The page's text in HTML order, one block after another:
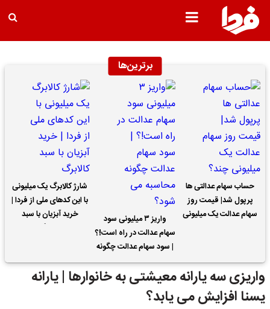
برترین‌ها
حساب سهام عدالتی ها
پرپول شد| قیمت روز
سهام عدالت یک میلیونی
واریز ۳ میلیونی سود
سهام عدالت در راه است!؟
| سود سهام عدالت چگونه
محاسبه می شود؟
شارژ کالابرگ یک میلیونی
با این کدهای ملی از فردا |
خرید آبزیان با سبد
واریزی سه یارانه معیشتی به خانوارها | یارانه
یسنا افزایش می یابد؟